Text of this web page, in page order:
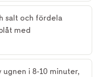
salt och fördela
med
i 8-10 minuter,